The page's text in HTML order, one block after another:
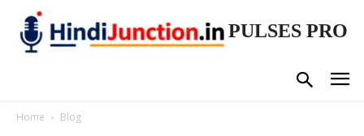
PULSES PRO
Home Blog